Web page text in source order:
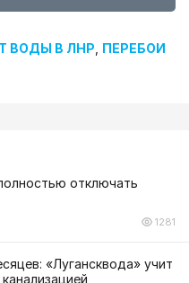
ВОДЫ В ЛНР, ПЕРЕБОИ
отключать
1281
«Лугансквода» учит